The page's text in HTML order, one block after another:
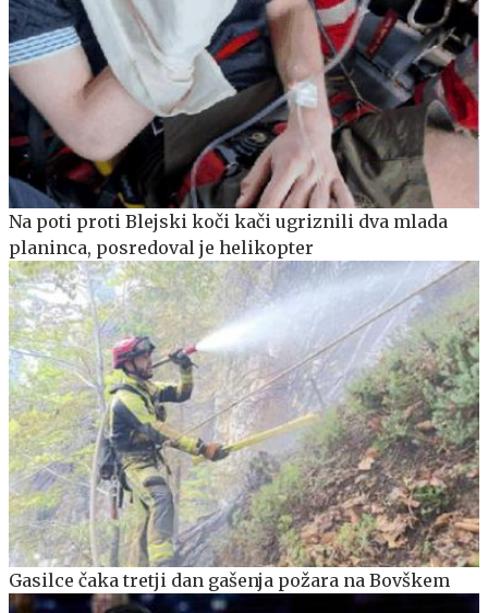
Na poti proti Blejski koči kači ugriznili dva mlada
planinca, posredoval je helikopter
Gasilce čaka tretji dan gašenja požara na Bovškem